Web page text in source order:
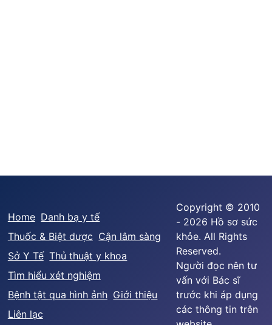
Home Danh bạ y tế
Thuốc & Biệt dược Cận lâm sàng
Sở Y Tế Thủ thuật y khoa
Tìm hiểu xét nghiệm
Bệnh tật qua hình ảnh Giới thiệu
Liên lạc
Copyright © 2010
- 2026 Hồ sơ sức
khỏe. All Rights
Reserved.
Người đọc nên tư
vấn với Bác sĩ
trước khi áp dụng
các thông tin trên